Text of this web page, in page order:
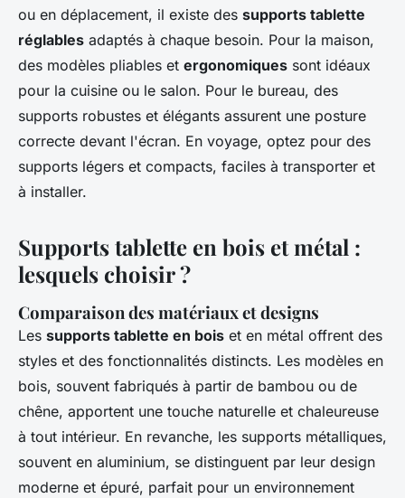
ou en déplacement, il existe des supports tablette
réglables adaptés à chaque besoin. Pour la maison,
des modèles pliables et ergonomiques sont idéaux
pour la cuisine ou le salon. Pour le bureau, des
supports robustes et élégants assurent une posture
correcte devant l'écran. En voyage, optez pour des
supports légers et compacts, faciles à transporter et
à installer.
Supports tablette en bois et métal :
lesquels choisir ?
Comparaison des matériaux et designs
Les supports tablette en bois et en métal offrent des
styles et des fonctionnalités distincts. Les modèles en
bois, souvent fabriqués à partir de bambou ou de
chêne, apportent une touche naturelle et chaleureuse
à tout intérieur. En revanche, les supports métalliques,
souvent en aluminium, se distinguent par leur design
moderne et épuré, parfait pour un environnement